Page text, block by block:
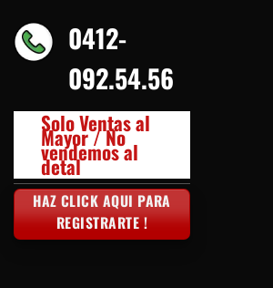
0412-
092.54.56
Solo Ventas al
Mayor / No
vendemos al
detal
HAZ CLICK AQUI PARA
REGISTRARTE !